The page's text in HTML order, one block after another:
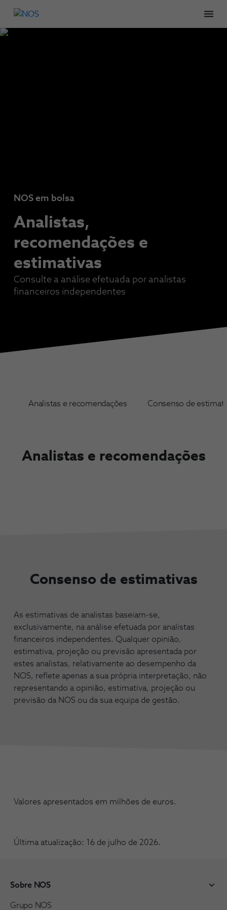
NOS em bolsa
Analistas,
recomendações e
estimativas
Consulte a análise efetuada por analistas
financeiros independentes
Analistas e recomendações Consenso de
Analistas e recomendações
Consenso de estimativas
As estimativas de analistas baseiam-se,
exclusivamente, na análise efetuada por analistas
financeiros independentes. Qualquer opinião,
estimativa, projeção ou previsão apresentada por
estes analistas, relativamente ao desempenho da
NOS, reflete apenas a sua própria interpretação, não
representando a opinião, estimativa, projeção ou
previsão da NOS ou da sua equipa de gestão.
Valores apresentados em milhões de euros.
Última atualização: 16 de julho de 2026.
Sobre NOS
Grupo NOS